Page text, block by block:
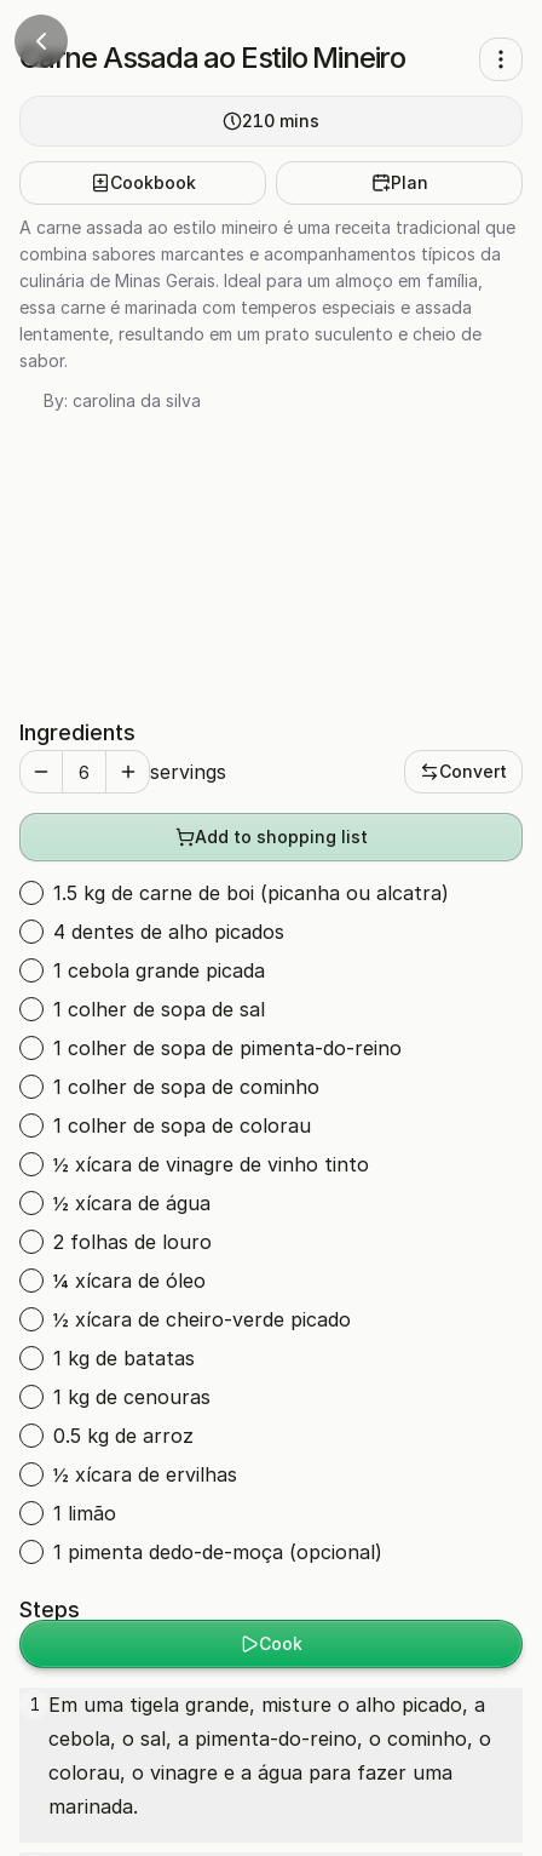
Carne Assada ao Estilo Mineiro
210 mins
Cookbook Plan
A carne assada ao estilo mineiro é uma receita tradicional que
combina sabores marcantes e acompanhamentos típicos da
culinária de Minas Gerais. Ideal para um almoço em família,
essa carne é marinada com temperos especiais e assada
lentamente, resultando em um prato suculento e cheio de
sabor.
By: carolina da silva
Ingredients
servings Convert
Add to shopping list
1.5 kg de carne de boi (picanha ou alcatra)
4 dentes de alho picados
1 cebola grande picada
1 colher de sopa de sal
1 colher de sopa de pimenta-do-reino
1 colher de sopa de cominho
1 colher de sopa de colorau
½ xícara de vinagre de vinho tinto
½ xícara de água
2 folhas de louro
¼ xícara de óleo
½ xícara de cheiro-verde picado
1 kg de batatas
1 kg de cenouras
0.5 kg de arroz
½ xícara de ervilhas
1 limão
1 pimenta dedo-de-moça (opcional)
Steps
Cook
1 Em uma tigela grande, misture o alho picado, a
cebola, o sal, a pimenta-do-reino, o cominho, o
colorau, o vinagre e a água para fazer uma
marinada.